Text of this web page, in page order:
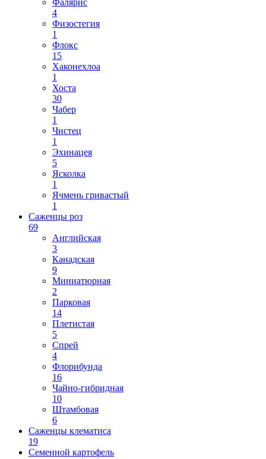
Фалярис
4
Физостегия
1
Флокс
15
Хаконехлоа
1
Хоста
30
Чабер
1
Чистец
1
Эхинацея
5
Ясколка
1
Ячмень гривастый
1
Саженцы роз
69
Английская
3
Канадская
9
Миниатюрная
2
Парковая
14
Плетистая
5
Спрей
4
Флорибунда
16
Чайно-гибридная
10
Штамбовая
6
Саженцы клематиса
19
Семенной картофель